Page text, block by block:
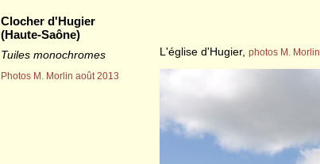
Clocher d'Hugier
(Haute-Saône)
Tuiles monochromes
Photos M. Morlin août 2013
L'église d'Hugier, photos M. Morlin